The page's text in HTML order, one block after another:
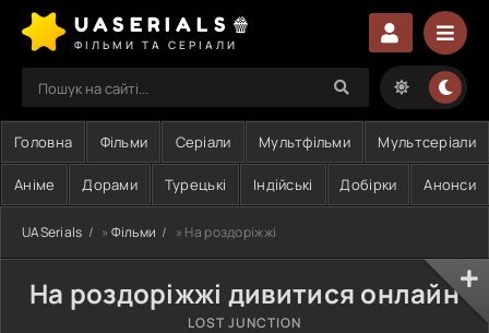
UASERIALS🍿
ФІЛЬМИ ТА СЕРІАЛИ
Головна Фільми Серіали Мультфільми Мультсеріали
Аніме Дорами Турецькі Індійські Добірки Анонси
UASerials » Фільми » На роздоріжжі
На роздоріжжі дивитися онлайн
LOST JUNCTION